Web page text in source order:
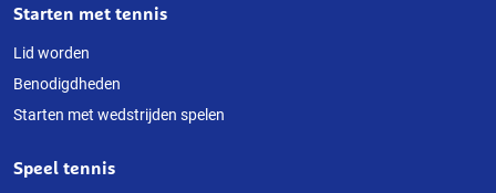
Starten met tennis
Lid worden
Benodigdheden
Starten met wedstrijden spelen
Speel tennis